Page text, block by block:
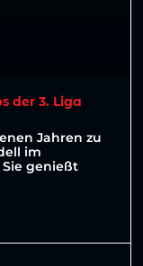
der 3. Liga
Jahren zu
im
genießt